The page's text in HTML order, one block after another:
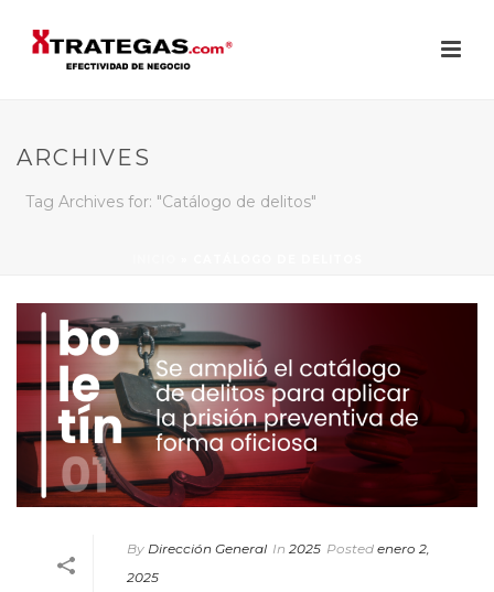
ARCHIVES
Tag Archives for: "Catálogo de delitos"
By Dirección General In 2025 Posted enero 2,
2025